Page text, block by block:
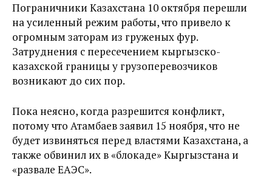
Пограничники Казахстана 10 октября перешли
на усиленный режим работы, что привело к
огромным заторам из груженых фур.
Затруднения с пересечением кыргызско-
казахской границы у грузоперевозчиков
возникают до сих пор.
Пока неясно, когда разрешится конфликт,
потому что Атамбаев заявил 15 ноября, что не
будет извиняться перед властями Казахстана, а
также обвинил их в «блокаде» Кыргызстана и
«развале ЕАЭС».